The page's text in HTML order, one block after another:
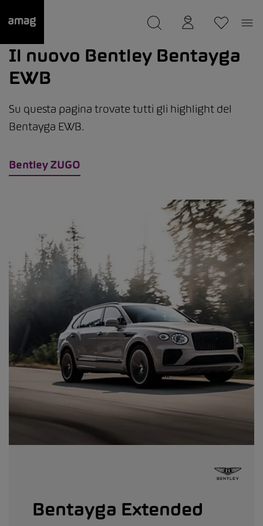
Il suo garage è stato salvato
Il nuovo Bentley Bentayga
EWB
Bentley ZUGO
Su questa pagina trovate tutti gli highlight del
Bentayga EWB.
Bentayga Extended